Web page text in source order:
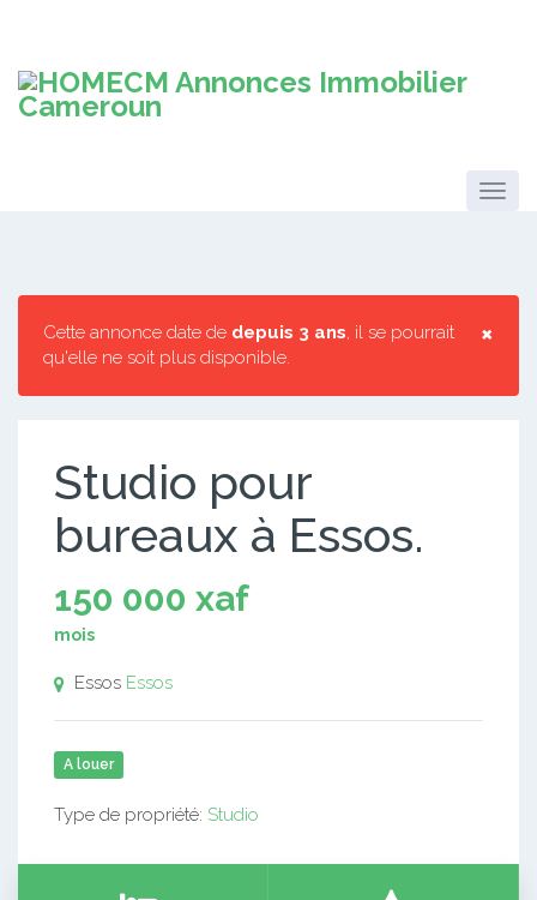
×
Cette annonce date de depuis 3 ans, il se pourrait
qu'elle ne soit plus disponible.
Studio pour
bureaux à Essos.
150 000 xaf
mois
Essos Essos
A louer
Type de propriété: Studio